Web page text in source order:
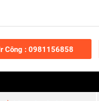
Công : 0981156858